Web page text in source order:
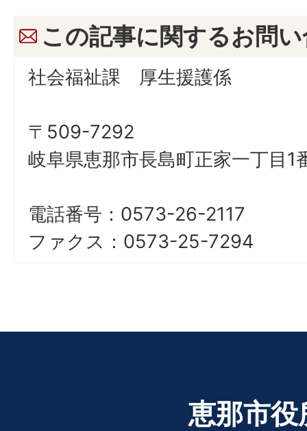
この記事に関するお問
社会福祉課 厚生援護係
〒509-7292
岐阜県恵那市長島町正家一丁目
電話番号：0573-26-2117
ファクス：0573-25-7294
恵那市役